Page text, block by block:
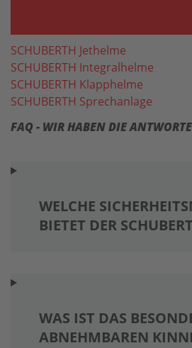
SCHUBERTH Jethelme
SCHUBERTH Integralhelme
SCHUBERTH Klapphelme
SCHUBERTH Sprechanlage
FAQ - WIR HABEN DIE
WELCHE
BIETET DER
WAS IST DAS
ABNEHMBAREN